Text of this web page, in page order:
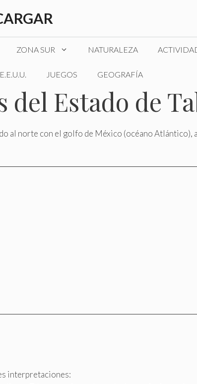
ZONA SUR NATURALEZA
E.E.U.U. JUEGOS GEOGRAFÍA
del Estado de
al norte con el golfo de México (océano Atlántico),
interpretaciones: